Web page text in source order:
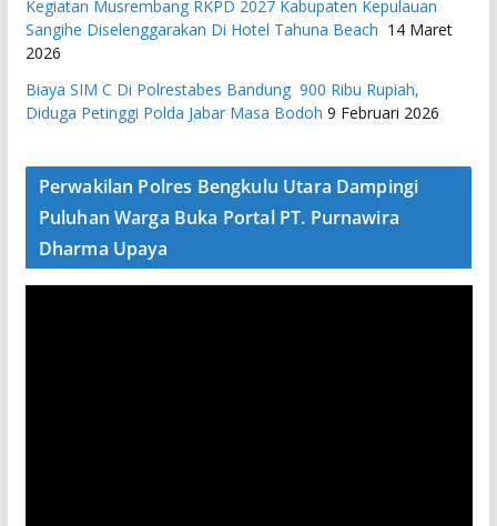
Kegiatan Musrembang RKPD 2027 ​Kabupaten Kepulauan
Sangihe Diselenggarakan Di Hotel Tahuna Beach 14 Maret
2026
Biaya SIM C Di Polrestabes Bandung 900 Ribu Rupiah,
Diduga Petinggi Polda Jabar Masa Bodoh 9 Februari 2026
Perwakilan Polres Bengkulu Utara Dampingi
Puluhan Warga Buka Portal PT. Purnawira
Dharma Upaya